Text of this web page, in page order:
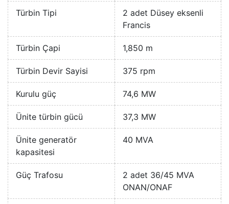
Türbin Tipi
2 adet Düsey eksenli
Francis
Türbin Çapi 1,850 m
Türbin Devir Sayisi 375 rpm
Kurulu güç 74,6 MW
Ünite türbin gücü 37,3 MW
Ünite generatör
kapasitesi
40 MVA
Güç Trafosu
2 adet 36/45 MVA
ONAN/ONAF